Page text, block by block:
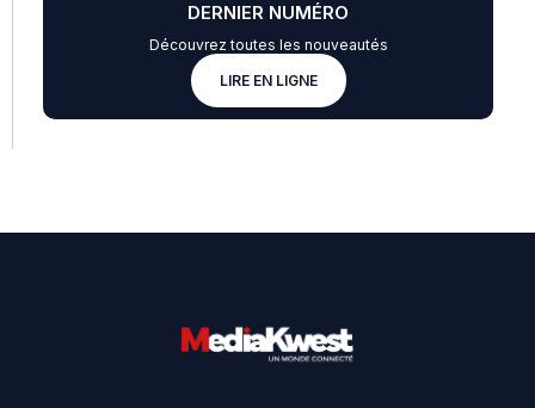
DERNIER NUMÉRO
Découvrez toutes les nouveautés
LIRE EN LIGNE